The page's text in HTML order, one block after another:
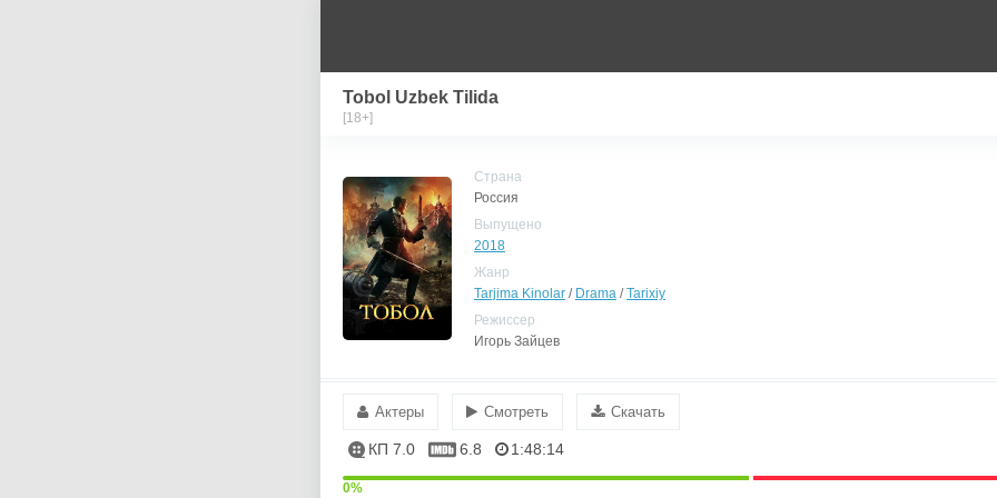
Tobol Uzbek Tilida
[18+]
Страна
Россия
Выпущено
2018
Жанр
Tarjima Kinolar / Drama /Tarixiy
Режиссер
Игорь Зайцев
Актеры Смотреть Скачать
КП 7.0 6.8 1:48:14
0%